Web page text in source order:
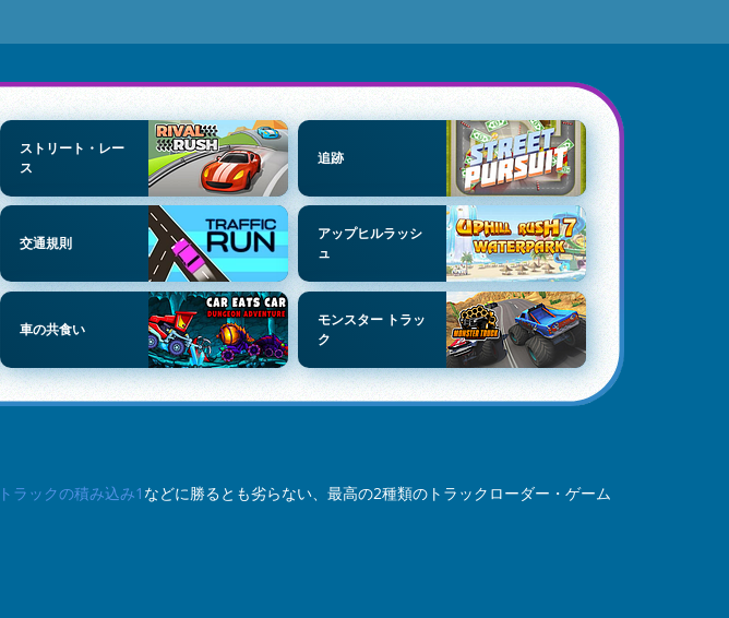
ストリート・レー
ス
追跡
交通規則
アップヒルラッシ
ュ
車の共食い
モンスター トラッ
ク
ラックの積み込み1 などに勝るとも劣らない、最高の2種類のトラックローダー・ゲーム